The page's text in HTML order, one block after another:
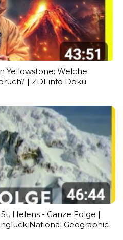
Yellowstone: Welche
| ZDFinfo Doku
Helens - Ganze Folge |
National Geographic